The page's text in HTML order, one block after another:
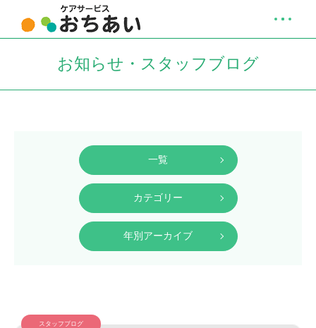
お知らせ・スタッフブログ
一覧
カテゴリー
年別アーカイブ
スタッフブログ